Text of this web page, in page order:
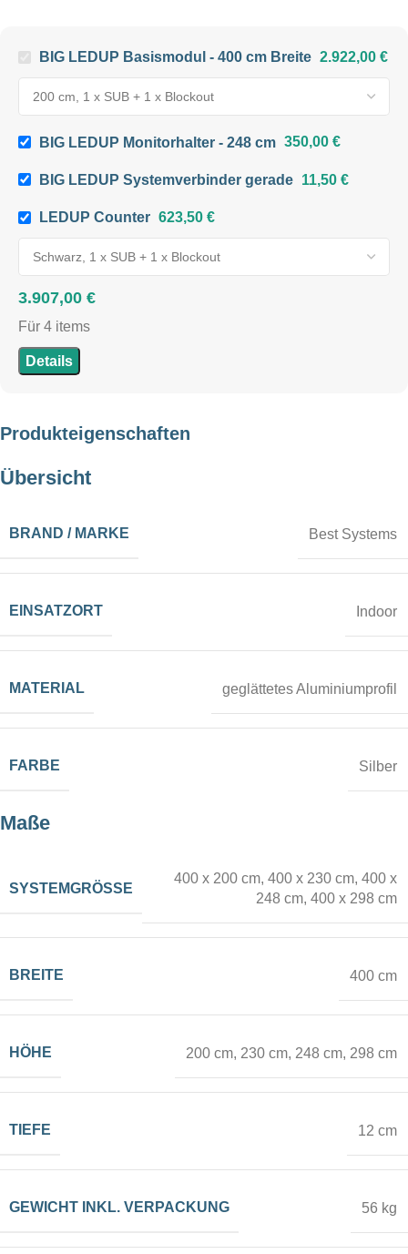
400 x 200 cm,400 x 230 cm,
400 x 248 cm,400 x 298 cm
BREITE 400 cm
HÖHE
298 cm
TIEFE
VERPACKUNG
56 kg
PACKMASS
34 x 119 x 22 cm,39 x 119 x
LED Module
1 x SUB + 1 x Blockout
BIG LEDUP Basismodul - 400 cm Breite 2.922,00 €
BIG LEDUP Monitorhalter - 248 cm 350,00 €
BIG LEDUP Systemverbinder gerade 11,50 €
LEDUP Counter 623,50 €
3.907,00 €
Für 4 items
Details
Produkteigenschaften
Übersicht
BRAND / MARKE Best Systems
EINSATZORT Indoor
MATERIAL geglättetes Aluminiumprofil
FARBE Silber
Maße
SYSTEMGRÖSSE
400 x 200 cm, 400 x 230 cm, 400 x
248 cm, 400 x 298 cm
BREITE 400 cm
HÖHE 200 cm, 230 cm, 248 cm, 298 cm
TIEFE 12 cm
GEWICHT INKL. VERPACKUNG 56 kg